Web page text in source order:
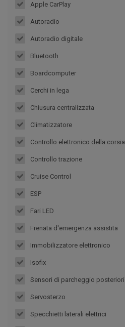
Apple CarPlay
Autoradio
Autoradio digitale
Bluetooth
Boardcomputer
Cerchi in lega
Chiusura centralizzata
Climatizzatore
Controllo elettronico della corsia
Controllo trazione
Cruise Control
ESP
Fari LED
Frenata d'emergenza assistita
Immobilizzatore elettronico
Isofix
Sensori di parcheggio posteriori
Servosterzo
Specchietti laterali elettrici